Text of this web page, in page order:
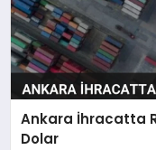
Ankara İhracatta
Dolar